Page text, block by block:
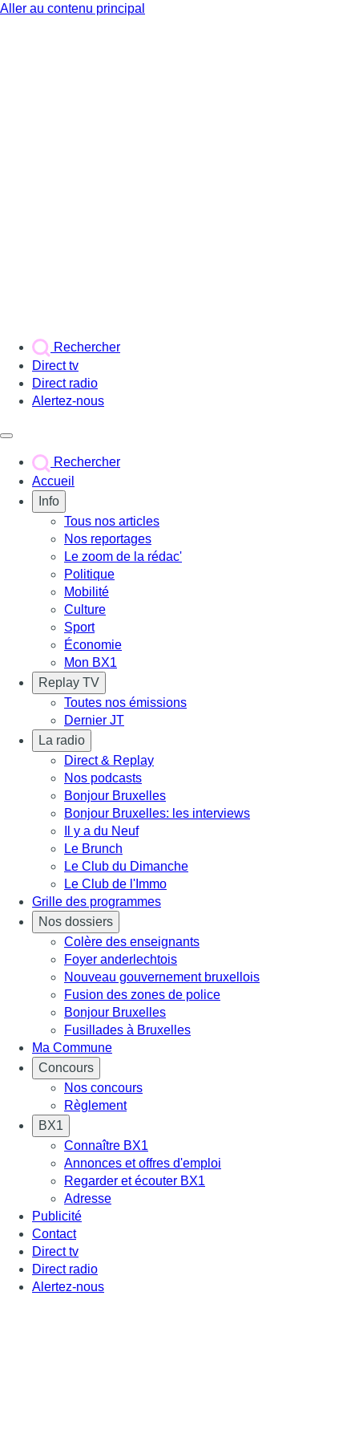
Aller au contenu principal
Rechercher
Direct tv
Direct radio
Alertez-nous
Rechercher
Accueil
Info
Tous nos articles
Nos reportages
Le zoom de la rédac'
Politique
Mobilité
Culture
Sport
Économie
Mon BX1
Replay TV
Toutes nos émissions
Dernier JT
La radio
Direct & Replay
Nos podcasts
Bonjour Bruxelles
Bonjour Bruxelles: les interviews
Il y a du Neuf
Le Brunch
Le Club du Dimanche
Le Club de l'Immo
Grille des programmes
Nos dossiers
Colère des enseignants
Foyer anderlechtois
Nouveau gouvernement bruxellois
Fusion des zones de police
Bonjour Bruxelles
Fusillades à Bruxelles
Ma Commune
Concours
Nos concours
Règlement
BX1
Connaître BX1
Annonces et offres d'emploi
Regarder et écouter BX1
Adresse
Publicité
Contact
Direct tv
Direct radio
Alertez-nous